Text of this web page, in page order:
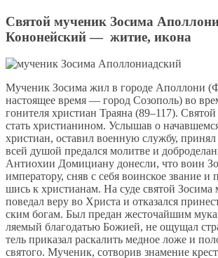
Святой мученик Зосима
Кононейский — житие, икона
Му­че­ник Зо­си­ма жил в го­ро­де Апол­ло­ни
настоящее время — город Созополь) во
го­ни­те­ля хри­сти­ан Тра­я­на (89–117).
стать хри­сти­а­ни­ном. Услы­шав о
хри­сти­ан, оста­вил во­ен­ную служ­бу,
всей ду­шой пре­дал­ся мо­лит­ве и
Ан­тио­хии До­ми­ци­а­ну до­нес­ли, что во­ин
им­пе­ра­то­ру, сняв с се­бя во­ин­ское зва­ние
шись к хри­сти­а­нам. На су­де свя­той
по­ве­дал ве­ру во Хри­ста и от­ка­зал­ся
ским бо­гам. Был пре­дан же­сто­чай­шим
ля­е­мый бла­го­да­тью Бо­жи­ей, не ощу­щал
тель при­ка­зал рас­ка­лить мед­ное ло­же и
свя­то­го. Му­че­ник, со­тво­рив зна­ме­ние